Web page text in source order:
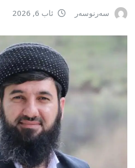
سەرنوسەر ئاب 6, 2026